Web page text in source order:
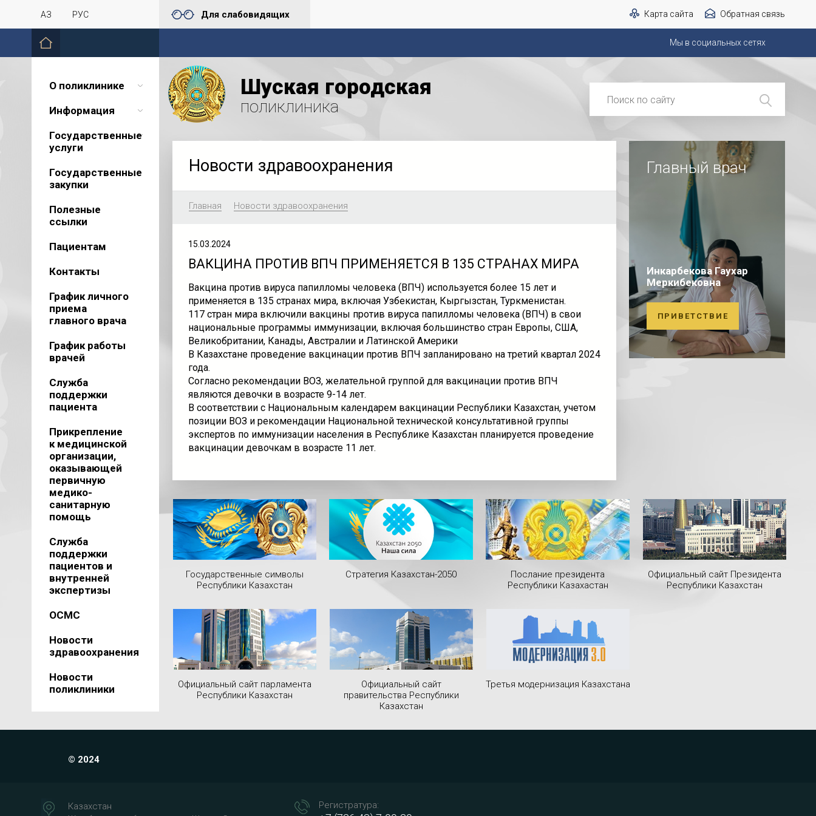
ҚАЗ РУС Для слабовидящих Карта сайта Обратная связь
Мы в социальных сетях
О поликлинике
Информация
Государственные
услуги
Государственные
закупки
Полезные
ссылки
Пациентам
Контакты
График личного
приема
главного врача
График работы
врачей
Служба
поддержки
пациента
Прикрепление
к медицинской
организации,
оказывающей
первичную
медико-
санитарную
помощь
Служба
поддержки
пациентов и
внутренней
экспертизы
ОСМС
Новости
здравоохранения
Новости
поликлиники
Шуская городская
поликлиника
Новости здравоохранения
Главная Новости здравоохранения
15.03.2024
ВАКЦИНА ПРОТИВ ВПЧ ПРИМЕНЯЕТСЯ В 135 СТРАНАХ МИРА
Вакцина против вируса папилломы человека (ВПЧ) используется более 15 лет и
применяется в 135 странах мира, включая Узбекистан, Кыргызстан, Туркменистан.
117 стран мира включили вакцины против вируса папилломы человека (ВПЧ) в свои
национальные программы иммунизации, включая большинство стран Европы, США,
Великобритании, Канады, Австралии и Латинской Америки
В Казахстане проведение вакцинации против ВПЧ запланировано на третий квартал 2024
года.
Согласно рекомендации ВОЗ, желательной группой для вакцинации против ВПЧ
являются девочки в возрасте 9-14 лет.
В соответствии с Национальным календарем вакцинации Республики Казахстан, учетом
позиции ВОЗ и рекомендации Национальной технической консультативной группы
экспертов по иммунизации населения в Республике Казахстан планируется проведение
вакцинации девочкам в возрасте 11 лет.
Главный врач
Инкарбекова Гаухар
Меркибековна
ПРИВЕТСТВИЕ
Государственные символы
Республики Казахстан
Стратегия Казахстан-2050
Послание президента
Республики Казахастан
Официальный сайт Президента
Республики Казахстан
Официальный сайт парламента
Республики Казахстан
Официальный сайт
правительства Республики
Казахстан
Третья модернизация Казахстана
© 2024
Казахстан
Регистратура: